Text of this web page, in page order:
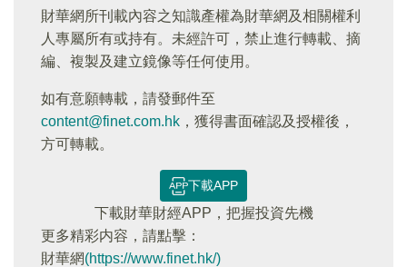
財華網所刊載內容之知識產權為財華網及相關權利
人專屬所有或持有。未經許可，禁止進行轉載、摘
編、複製及建立鏡像等任何使用。
如有意願轉載，請發郵件至
content@finet.com.hk ，獲得書面確認及授權後，
方可轉載。
下載APP
下載財華財經APP，把握投資先機
更多精彩内容，請點擊：
財華網(https://www.finet.hk/)